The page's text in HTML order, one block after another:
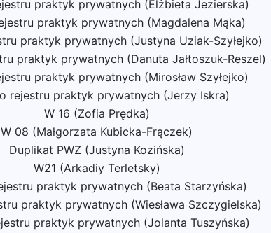
praktyk prywatnych (Elżbieta Jezierska)
praktyk prywatnych (Magdalena Mąka)
praktyk prywatnych (Justyna Uziak-Szyłejko)
praktyk prywatnych (Danuta Jałtoszuk-Reszel)
praktyk prywatnych (Mirosław Szyłejko)
rejestru praktyk prywatnych (Jerzy Iskra)
W 16 (Zofia Prędka)
W 08 (Małgorzata Kubicka-Frączek)
Duplikat PWZ (Justyna Kozińska)
W21 (Arkadiy Terletsky)
praktyk prywatnych (Beata Starzyńska)
praktyk prywatnych (Wiesława Szczygielska)
praktyk prywatnych (Jolanta Tuszyńska)